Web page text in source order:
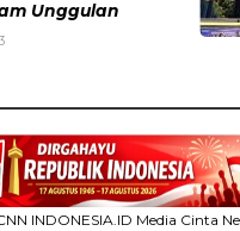
Unggulan
INDONESIA.ID Media Cinta